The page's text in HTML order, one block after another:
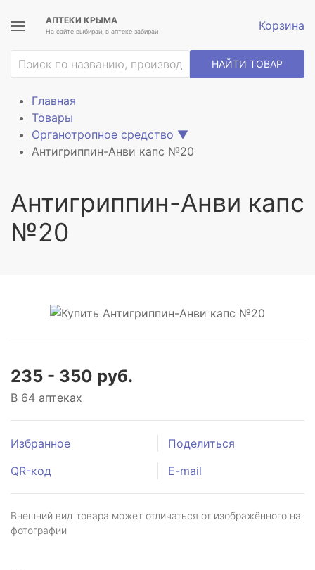
АПТЕКИ КРЫМА
На сайте выбирай, в аптеке забирай Корзина
НАЙТИ ТОВАР
Главная
Товары
Органотропное средство ▼
Антигриппин-Анви капс №20
Антигриппин-Анви капс
№20
235 - 350 руб.
В 64 аптеках
Избранное
Поделиться
QR-код
E-mail
Внешний вид товара может отличаться от изображённого на
фотографии